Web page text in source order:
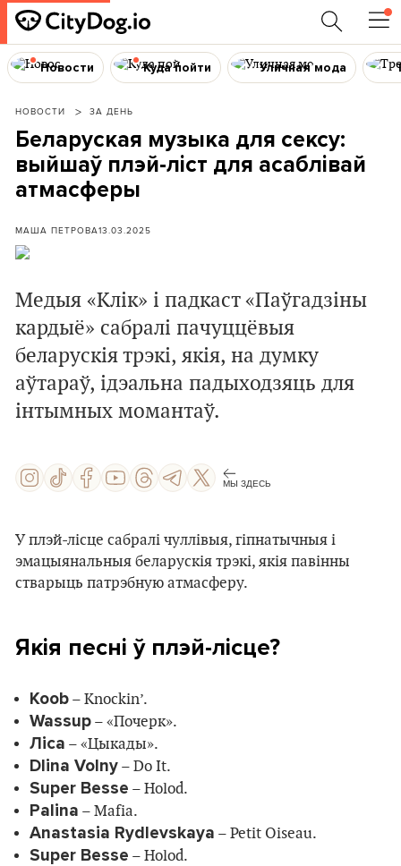
Новости Куда пойти Уличная мода
НОВОСТИ ЗА ДЕНЬ
Беларуская музыка для сексу:
выйшаў плэй-ліст для асаблівай
атмасферы
МАША ПЕТРОВА13.03.2025
Медыя «Клік» і падкаст«Паўгадзіны
кардыё» сабралі пачуццёвыя
беларускія трэкі, якія, на думку
аўтараў, ідэальна падыходзяць для
інтымных момантаў.
МЫ ЗДЕСЬ
У плэй-лісце сабралі чуллівыя, гіпнатычныя і
эмацыянальныя беларускія трэкі, якія павінны
стварыць патрэбную атмасферу.
Якія песні ў плэй-лісце?
Koob – Knockin’.
Wassup – «Почерк».
Ліса – «Цыкады».
Dlina Volny – Do It.
Super Besse – Holod.
Palina – Mafia.
Anastasia Rydlevskaya – Petit Oiseau.
Super Besse – Holod.